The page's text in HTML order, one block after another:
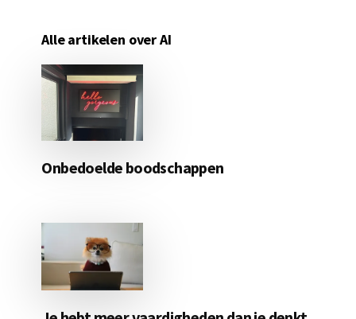
Alle artikelen over AI
Onbedoelde boodschappen